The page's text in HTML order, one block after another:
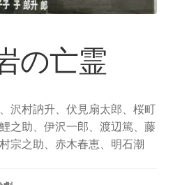
の亡霊
沢村訥升、伏見扇太郎、桜町
之助、伊沢一郎、渡辺篤、藤
宗之助、赤木春恵、明石潮